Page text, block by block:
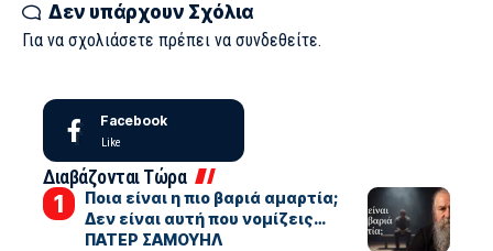
Δεν υπάρχουν Σχόλια
Για να σχολιάσετε πρέπει να συνδεθείτε.
Facebook
Like
Διαβάζονται Τώρα
Ποια είναι η πιο βαριά αμαρτία;
Δεν είναι αυτή που νομίζεις…
ΠΑΤΕΡ ΣΑΜΟΥΗΛ